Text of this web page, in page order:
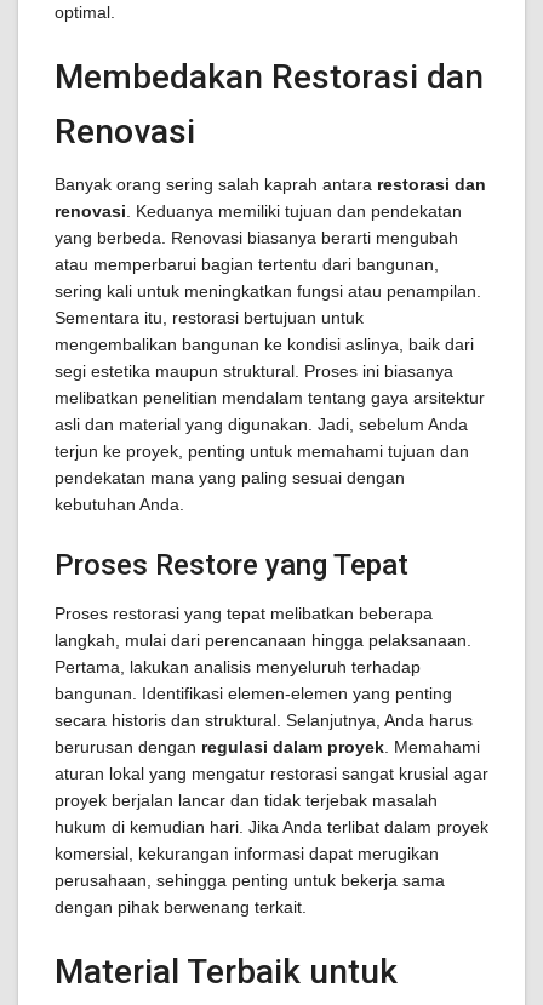
optimal.
Membedakan Restorasi dan
Renovasi
Banyak orang sering salah kaprah antara restorasi dan
renovasi . Keduanya memiliki tujuan dan pendekatan
yang berbeda. Renovasi biasanya berarti mengubah
atau memperbarui bagian tertentu dari bangunan,
sering kali untuk meningkatkan fungsi atau penampilan.
Sementara itu, restorasi bertujuan untuk
mengembalikan bangunan ke kondisi aslinya, baik dari
segi estetika maupun struktural. Proses ini biasanya
melibatkan penelitian mendalam tentang gaya arsitektur
asli dan material yang digunakan. Jadi, sebelum Anda
terjun ke proyek, penting untuk memahami tujuan dan
pendekatan mana yang paling sesuai dengan
kebutuhan Anda.
Proses Restore yang Tepat
Proses restorasi yang tepat melibatkan beberapa
langkah, mulai dari perencanaan hingga pelaksanaan.
Pertama, lakukan analisis menyeluruh terhadap
bangunan. Identifikasi elemen-elemen yang penting
secara historis dan struktural. Selanjutnya, Anda harus
berurusan dengan regulasi dalam proyek . Memahami
aturan lokal yang mengatur restorasi sangat krusial agar
proyek berjalan lancar dan tidak terjebak masalah
hukum di kemudian hari. Jika Anda terlibat dalam proyek
komersial, kekurangan informasi dapat merugikan
perusahaan, sehingga penting untuk bekerja sama
dengan pihak berwenang terkait.
Material Terbaik untuk